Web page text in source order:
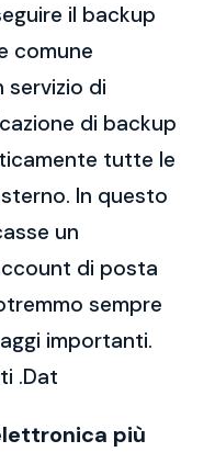
il backup
comune
servizio di
di backup
tutte le
In questo
un
di posta
sempre
importanti.
.Dat
più